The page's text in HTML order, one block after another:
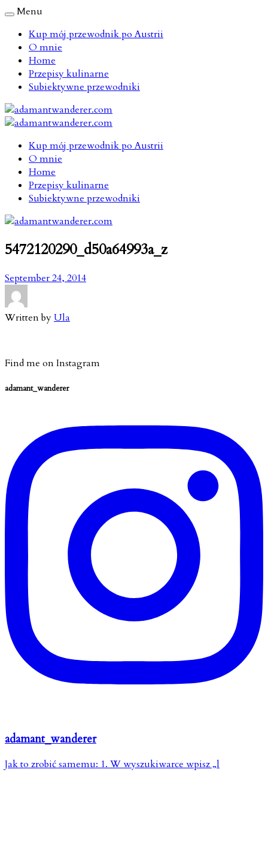
Menu
Kup mój przewodnik po Austrii
O mnie
Home
Przepisy kulinarne
Subiektywne przewodniki
Kup mój przewodnik po Austrii
O mnie
Home
Przepisy kulinarne
Subiektywne przewodniki
5472120290_d50a64993a_z
September 24, 2014
Written byUla
Find me on Instagram
adamant_wanderer
adamant_wanderer
Jak to zrobić samemu: 1. W wyszukiwarce wpisz „l